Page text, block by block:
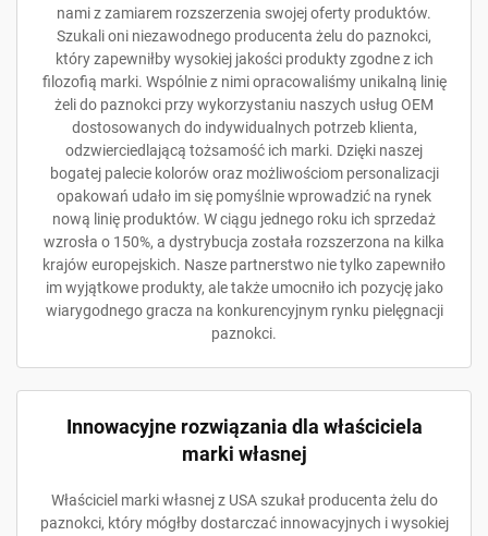
nami z zamiarem rozszerzenia swojej oferty produktów.
Szukali oni niezawodnego producenta żelu do paznokci,
który zapewniłby wysokiej jakości produkty zgodne z ich
filozofią marki. Wspólnie z nimi opracowaliśmy unikalną linię
żeli do paznokci przy wykorzystaniu naszych usług OEM
dostosowanych do indywidualnych potrzeb klienta,
odzwierciedlającą tożsamość ich marki. Dzięki naszej
bogatej palecie kolorów oraz możliwościom personalizacji
opakowań udało im się pomyślnie wprowadzić na rynek
nową linię produktów. W ciągu jednego roku ich sprzedaż
wzrosła o 150%, a dystrybucja została rozszerzona na kilka
krajów europejskich. Nasze partnerstwo nie tylko zapewniło
im wyjątkowe produkty, ale także umocniło ich pozycję jako
wiarygodnego gracza na konkurencyjnym rynku pielęgnacji
paznokci.
Innowacyjne rozwiązania dla właściciela
marki własnej
Właściciel marki własnej z USA szukał producenta żelu do
paznokci, który mógłby dostarczać innowacyjnych i wysokiej